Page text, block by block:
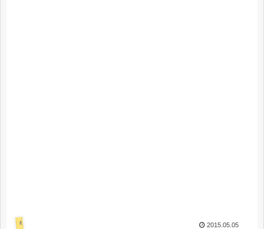
年金・お金 2015.05.05